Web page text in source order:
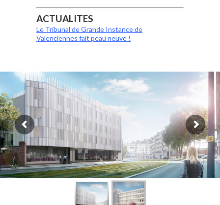
ACTUALITES
Le Tribunal de Grande Instance de
Valenciennes fait peau neuve !